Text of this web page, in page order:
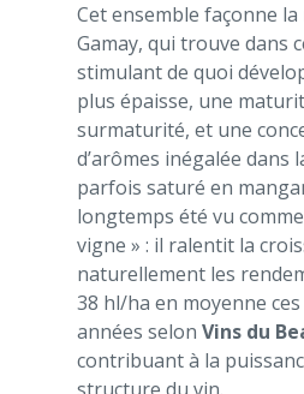
Cet ensemble façonne
Gamay, qui trouve dans
stimulant de quoi
plus épaisse, une
surmaturité, et une
d’arômes inégalée dans
parfois saturé en
longtemps été vu
vigne » : il ralentit la
naturellement les
38 hl/ha en moyenne
années selon Vins du
contribuant à la